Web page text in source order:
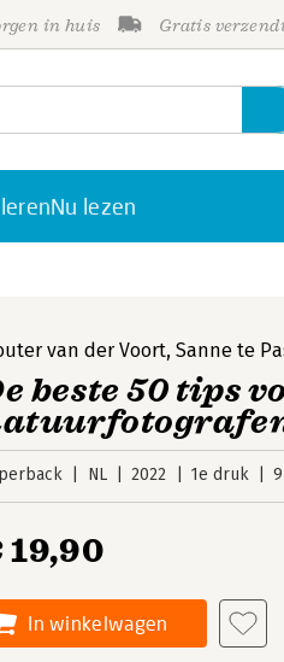
in huis Gratis
Nu lezen
van der Voort,Sanne te
beste 50 tips
NL 2022 1e druk
19,90
In winkelwagen